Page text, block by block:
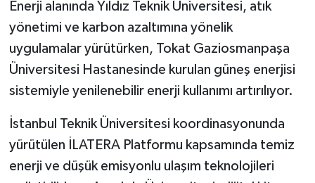
Enerji alanında Yıldız Teknik Üniversitesi, atık
yönetimi ve karbon azaltımına yönelik
uygulamalar yürütürken, Tokat Gaziosmanpaşa
Üniversitesi Hastanesinde kurulan güneş enerjisi
sistemiyle yenilenebilir enerji kullanımı artırılıyor.
İstanbul Teknik Üniversitesi koordinasyonunda
yürütülen İLATERA Platformu kapsamında temiz
enerji ve düşük emisyonlu ulaşım teknolojileri